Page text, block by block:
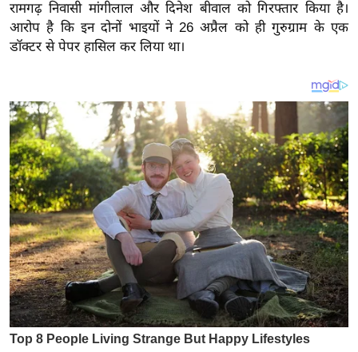
य
ब
ज
खे
ल
क्रि
के
ट
I
P
L
2
0
2
6
रामगढ़ निवासी मांगीलाल और दिनेश बीवाल को गिरफ्तार किया है।
आरोप है कि इन दोनों भाइयों ने 26 अप्रैल को ही गुरुग्राम के एक
डॉक्टर से पेपर हासिल कर लिया था।